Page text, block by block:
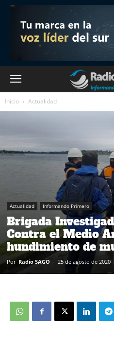
Inicio Actualidad
Actualidad Informando Primero
Brigada
Contra el Medio
hundimiento de
Por Radio SAGO - 25 de agosto de 2020